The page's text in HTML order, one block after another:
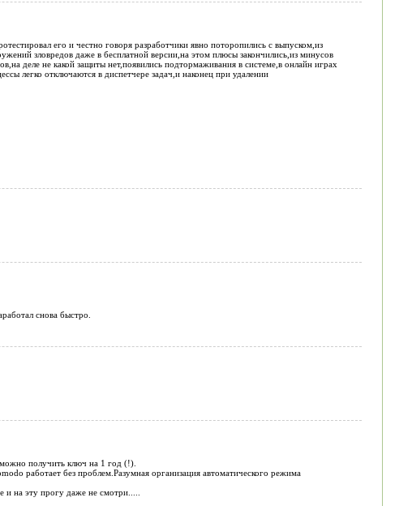
его и честно говоря разработчики явно поторопились с выпуском,из
зловредов даже в бесплатной версии,на этом плюсы закончились,из минусов
деле не какой защиты нет,появились подтормаживания в системе,в онлайн играх
легко отключаются в диспетчере задач,и наконец при удалении
снова быстро.
получить ключ на 1 год (!).
работает без проблем.Разумная организация автоматического режима
на эту прогу даже не смотри.....